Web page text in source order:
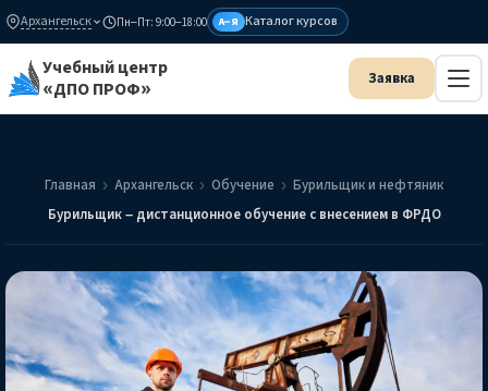
Архангельск Пн–Пт: 9:00–18:00 А–Я Каталог курсов
Учебный центр
«ДПО ПРОФ»
Главная Архангельск Обучение
Бурильщик и нефтяник
Бурильщик – дистанционное обучение с внесением в ФРДО